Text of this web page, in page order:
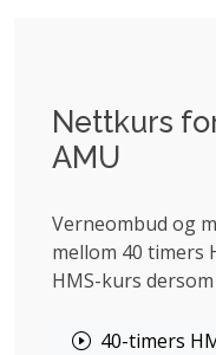
Nettkurs
AMU
Verneombud og
mellom 40
HMS-kurs
40-timers